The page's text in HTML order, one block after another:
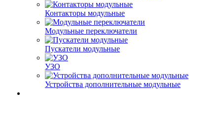
Контакторы модульные
Модульные переключатели
Пускатели модульные
УЗО
Устройства дополнительные модульные